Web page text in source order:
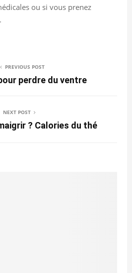
ou si vous prenez
PREVIOUS POST
perdre du ventre
NEXT POST
? Calories du thé